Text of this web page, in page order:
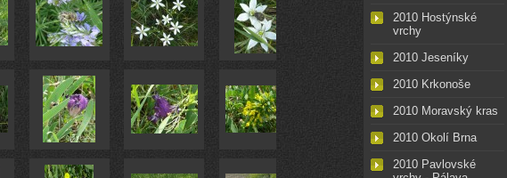
2010 Hostýnské
vrchy
2010 Jeseníky
2010 Krkonoše
2010 Moravský kras
2010 Okolí Brna
2010 Pavlovské